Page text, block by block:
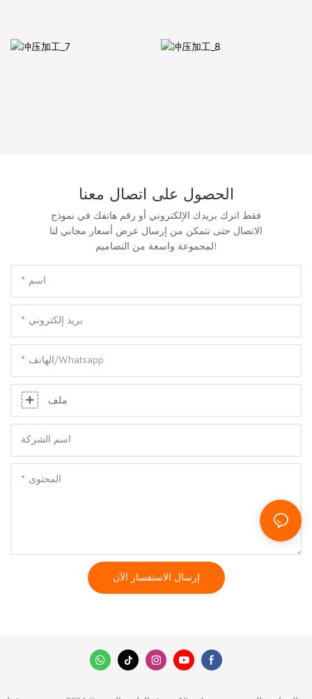
الحصول على اتصال معنا
فقط اترك بريدك الإلكتروني أو رقم هاتفك في نموذج
الاتصال حتى نتمكن من إرسال عرض أسعار مجاني لنا
لمجموعة واسعة من التصاميم!
اسم
بريد إلكتروني
الهاتف/whatsapp
ملف
اسم الشركة
المحتوى
إرسال الاستفسار الآن